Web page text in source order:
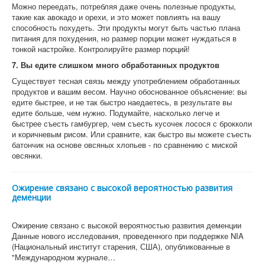
Можно переедать, потребляя даже очень полезные продукты,
такие как авокадо и орехи, и это может повлиять на вашу
способность похудеть. Эти продукты могут быть частью плана
питания для похудения, но размер порции может нуждаться в
тонкой настройке. Контролируйте размер порций!
7. Вы едите слишком много обработанных продуктов
Существует тесная связь между употреблением обработанных
продуктов и вашим весом. Научно обоснованное объяснение: вы
едите быстрее, и не так быстро наедаетесь, в результате вы
едите больше, чем нужно. Подумайте, насколько легче и
быстрее съесть гамбургер, чем съесть кусочек лосося с брокколи
и коричневым рисом. Или сравните, как быстро вы можете съесть
батончик на основе овсяных хлопьев - по сравнению с миской
овсянки.
Ожирение связано с высокой вероятностью развития
деменции
Ожирение связано с высокой вероятностью развития деменции
Данные нового исследования, проведенного при поддержке NIA
(Национальный институт старения, США), опубликованные в
"Международном журнале…